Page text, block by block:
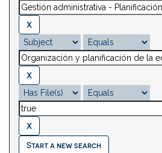
Start a new search